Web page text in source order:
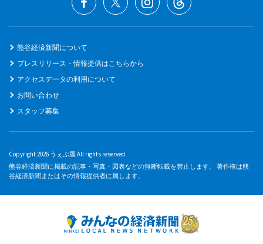
熊谷経済新聞について
プレスリリース・情報提供はこちらから
アクセスデータの利用について
お問い合わせ
スタッフ募集
Copyright 2026 うぇぶ屋 All rights reserved.
熊谷経済新聞に掲載の記事・写真・図表などの無断転載を禁止します。 著作権は熊
谷経済新聞またはその情報提供者に属します。